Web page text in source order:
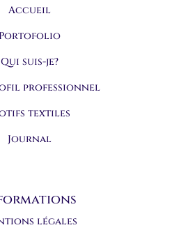
Accueil
Portofolio
Qui suis-je?
professionnel
textiles
Journal
légales